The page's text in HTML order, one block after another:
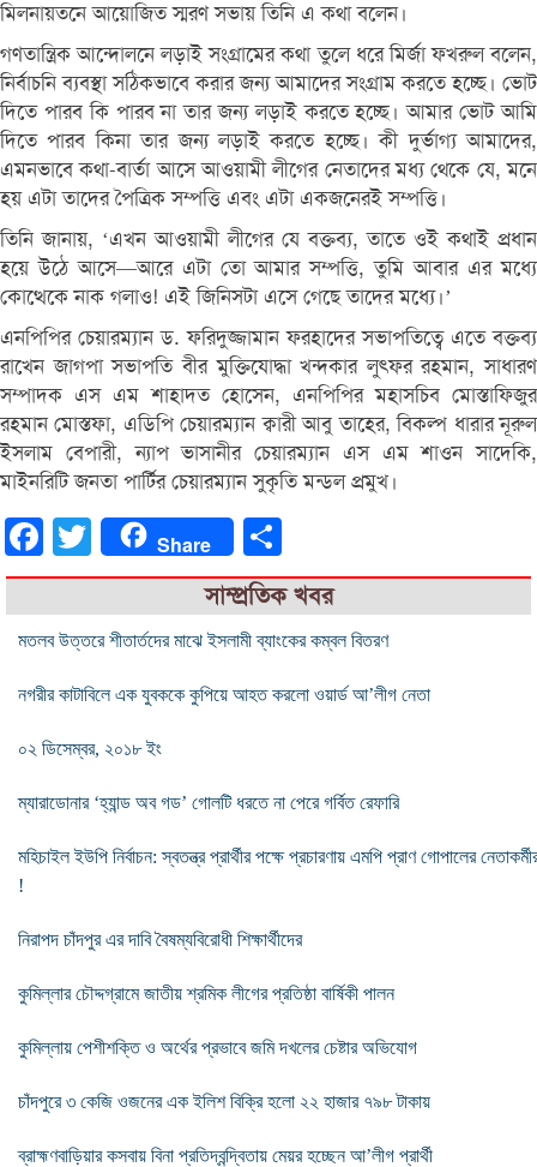
মিলনায়তনে আয়োজিত স্মরণ সভায় তিনি এ কথা বলেন।
গণতান্ত্রিক আন্দোলনে লড়াই সংগ্রামের কথা তুলে ধরে মির্জা ফখরুল বলেন,
নির্বাচনি ব্যবস্থা সঠিকভাবে করার জন্য আমাদের সংগ্রাম করতে হচ্ছে। ভোট
দিতে পারব কি পারব না তার জন্য লড়াই করতে হচ্ছে। আমার ভোট আমি
দিতে পারব কিনা তার জন্য লড়াই করতে হচ্ছে। কী দুর্ভাগ্য আমাদের,
এমনভাবে কথা-বার্তা আসে আওয়ামী লীগের নেতাদের মধ্য থেকে যে, মনে
হয় এটা তাদের পৈত্রিক সম্পত্তি এবং এটা একজনেরই সম্পত্তি।
তিনি জানায়, ‘এখন আওয়ামী লীগের যে বক্তব্য, তাতে ওই কথাই প্রধান
হয়ে উঠে আসে—আরে এটা তো আমার সম্পত্তি, তুমি আবার এর মধ্যে
কোত্থেকে নাক গলাও! এই জিনিসটা এসে গেছে তাদের মধ্যে।’
এনপিপির চেয়ারম্যান ড. ফরিদুজ্জামান ফরহাদের সভাপতিত্বে এতে বক্তব্য
রাখেন জাগপা সভাপতি বীর মুক্তিযোদ্ধা খন্দকার লুৎফর রহমান, সাধারণ
সম্পাদক এস এম শাহাদত হোসেন, এনপিপির মহাসচিব মোস্তাফিজুর
রহমান মোস্তফা, এডিপি চেয়ারম্যান ক্বারী আবু তাহের, বিকল্প ধারার নূরুল
ইসলাম বেপারী, ন্যাপ ভাসানীর চেয়ারম্যান এস এম শাওন সাদেকি,
মাইনরিটি জনতা পার্টির চেয়ারম্যান সুকৃতি মন্ডল প্রমুখ।
FacebookTwitter Share
সাম্প্রতিক খবর
মতলব উত্তরে শীতার্তদের মাঝে ইসলামী ব্যাংকের কম্বল বিতরণ
নগরীর কাটাবিলে এক যুবককে কুপিয়ে আহত করলো ওয়ার্ড আ’লীগ নেতা
০২ ডিসেম্বর, ২০১৮ ইং
ম্যারাডোনার ‘হ্যান্ড অব গড’ গোলটি ধরতে না পেরে গর্বিত রেফারি
মহিচাইল ইউপি নির্বাচন: স্বতন্ত্র প্রার্থীর পক্ষে প্রচারণায় এমপি প্রাণ গোপালের
!
নিরাপদ চাঁদপুর এর দাবি বৈষম্যবিরোধী শিক্ষার্থীদের
কুমিল্লার চৌদ্দগ্রামে জাতীয় শ্রমিক লীগের প্রতিষ্ঠা বার্ষিকী পালন
কুমিল্লায় পেশীশক্তি ও অর্থের প্রভাবে জমি দখলের চেষ্টার অভিযোগ
চাঁদপুরে ৩ কেজি ওজনের এক ইলিশ বিক্রি হলো ২২ হাজার ৭৯৮ টাকায়
ব্রাহ্মণবাড়িয়ার কসবায় বিনা প্রতিদ্বন্দ্বিতায় মেয়র হচ্ছেন আ’লীগ প্রার্থী